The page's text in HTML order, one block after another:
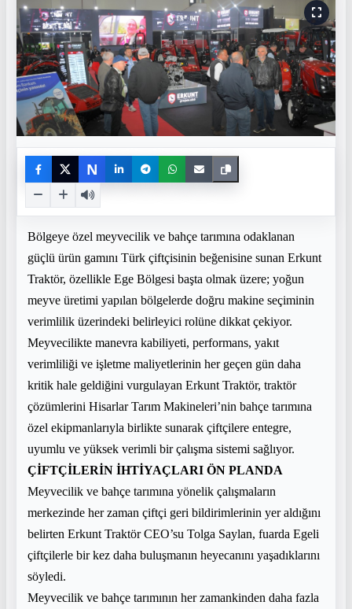
N
Bölgeye özel meyvecilik ve bahçe tarımına odaklanan
güçlü ürün gamını Türk çiftçisinin beğenisine sunan Erkunt
Traktör, özellikle Ege Bölgesi başta olmak üzere; yoğun
meyve üretimi yapılan bölgelerde doğru makine seçiminin
verimlilik üzerindeki belirleyici rolüne dikkat çekiyor.
Meyvecilikte manevra kabiliyeti, performans, yakıt
verimliliği ve işletme maliyetlerinin her geçen gün daha
kritik hale geldiğini vurgulayan Erkunt Traktör, traktör
çözümlerini Hisarlar Tarım Makineleri’nin bahçe tarımına
özel ekipmanlarıyla birlikte sunarak çiftçilere entegre,
uyumlu ve yüksek verimli bir çalışma sistemi sağlıyor.
ÇİFTÇİLERİN İHTİYAÇLARI ÖN PLANDA
Meyvecilik ve bahçe tarımına yönelik çalışmaların
merkezinde her zaman çiftçi geri bildirimlerinin yer aldığını
belirten Erkunt Traktör CEO’su Tolga Saylan, fuarda Egeli
çiftçilerle bir kez daha buluşmanın heyecanını yaşadıklarını
söyledi.
Meyvecilik ve bahçe tarımının her zamankinden daha fazla